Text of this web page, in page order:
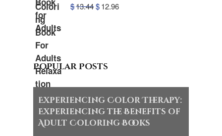
$13.44$12.96
Popular Posts
Experiencing Color Therapy:
Experiencing the Benefits of
Adult Coloring Books